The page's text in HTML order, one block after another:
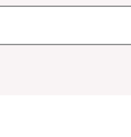
JJ/MM/AAAA)